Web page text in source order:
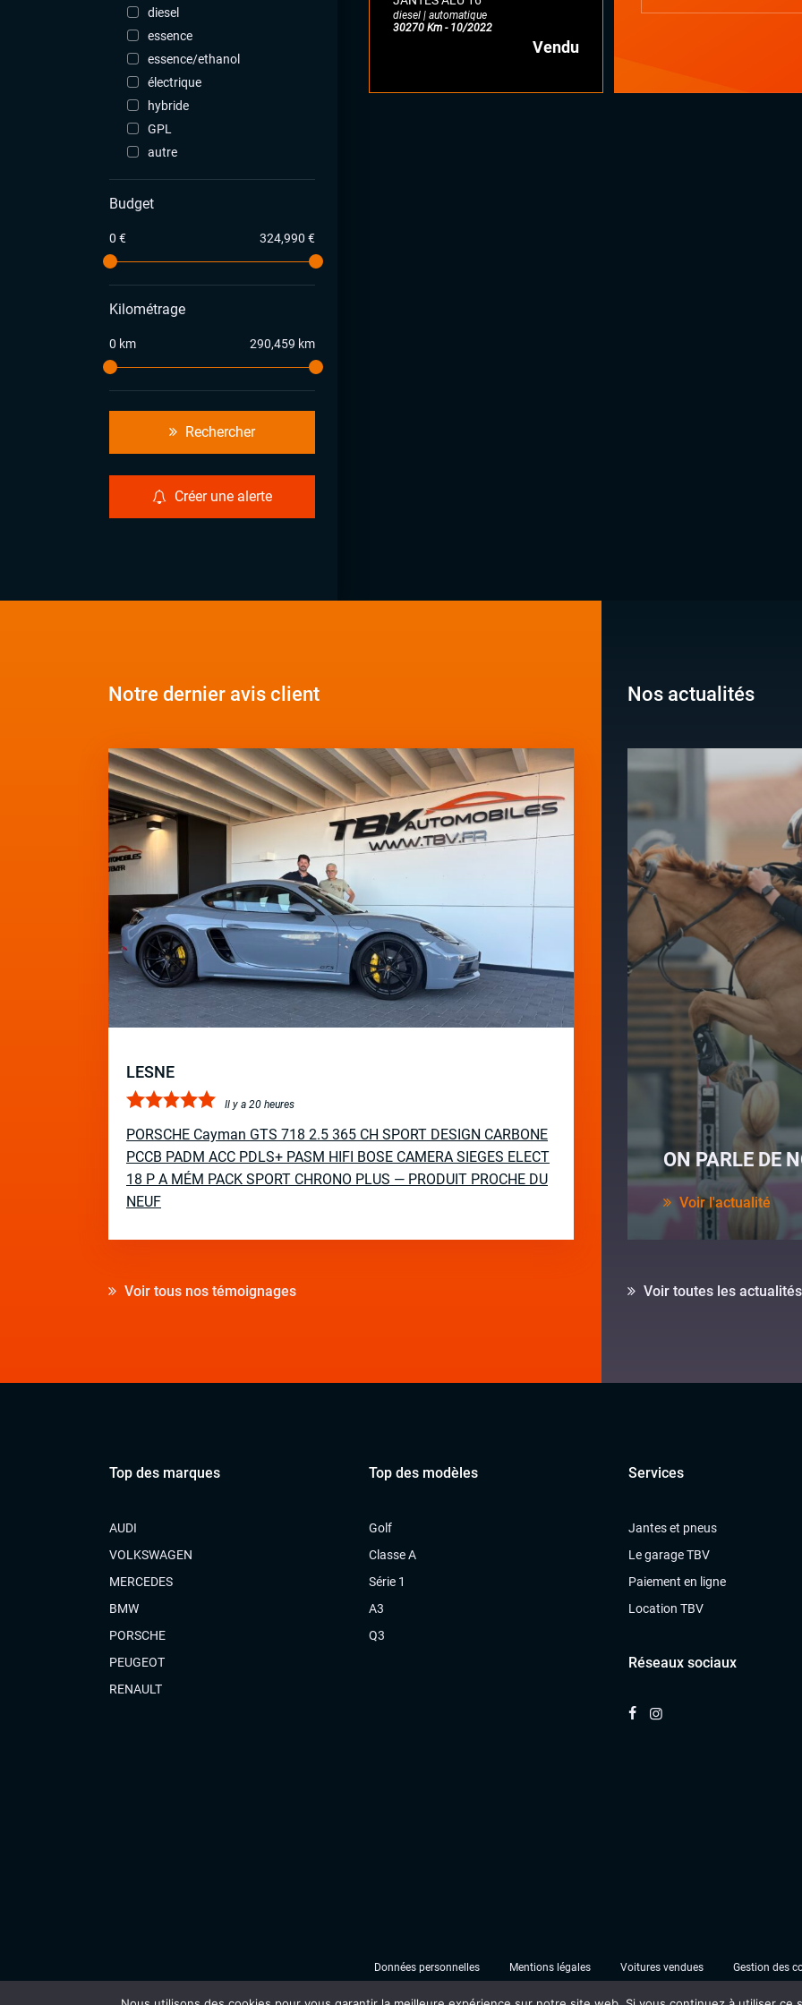
diesel
essence
essence/ethanol
électrique
hybride
GPL
autre
Budget
0 € 324,990 €
Kilométrage
0 km 290,459 km
Rechercher
Créer une alerte
diesel | automatique
30270 Km - 10/2022
Vendu
Notre dernier avis client
LESNE
Il y a 20 heures
PORSCHE Cayman GTS 718 2.5 365 CH SPORT DESIGN CARBONE
PCCB PADM ACC PDLS+ PASM HIFI BOSE CAMERA SIEGES ELECT
18 P A MÉM PACK SPORT CHRONO PLUS — PRODUIT PROCHE DU
NEUF
Voir tous nos témoignages
Nos actualités
ON PARLE DE
Voir l'actualité
Voir toutes les actualités
Top des marques
AUDI
VOLKSWAGEN
MERCEDES
BMW
PORSCHE
PEUGEOT
RENAULT
Top des modèles
Golf
Classe A
Série 1
A3
Q3
Services
Jantes et pneus
Le garage TBV
Paiement en ligne
Location TBV
Réseaux sociaux
Données personnelles Mentions légales Voitures vendues Gestion des